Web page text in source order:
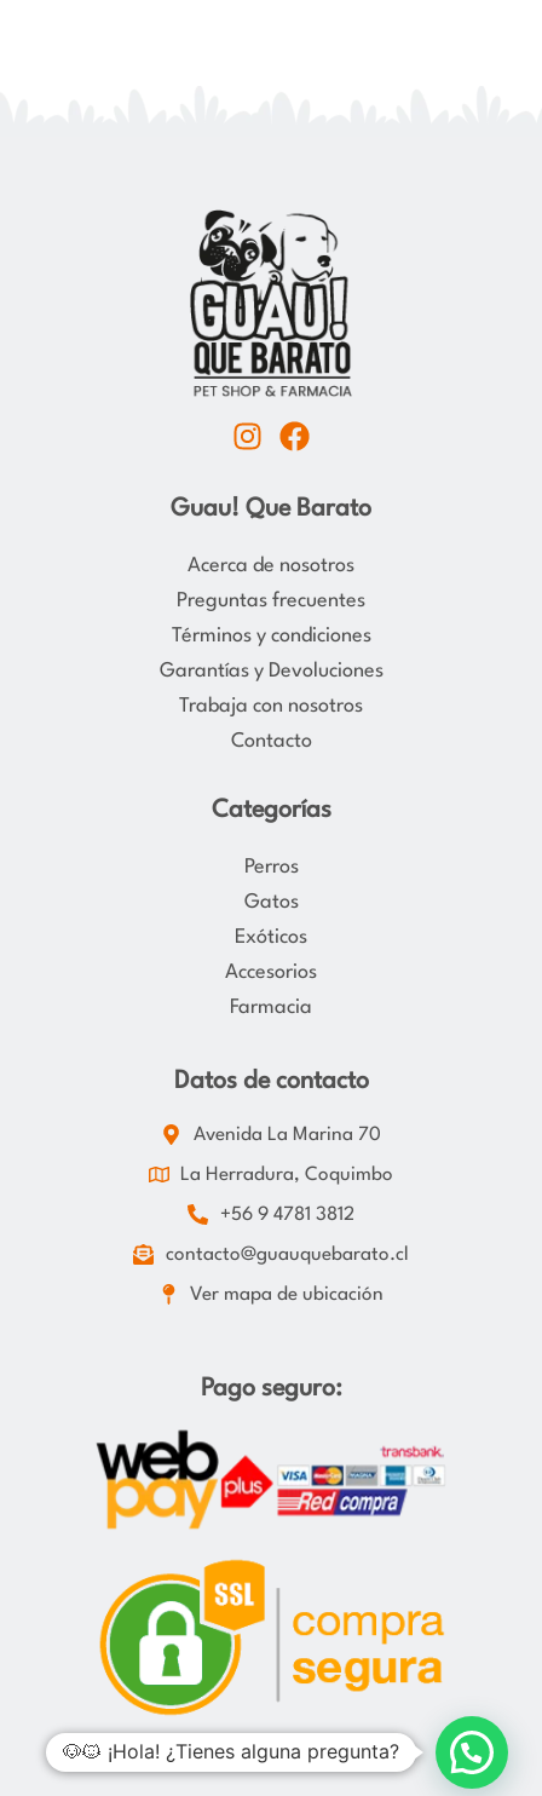
I
s
t
a
r
a
m
F
c
e
b
o
k
Guau! Que Barato
Acerca de nosotros
Preguntas frecuentes
Términos y condiciones
Garantías y Devoluciones
Trabaja con nosotros
Contacto
Categorías
Perros
Gatos
Exóticos
Accesorios
Farmacia
Datos de contacto
Avenida La Marina 70
La Herradura, Coquimbo
+56 9 4781 3812
contacto@guauquebarato.cl
Ver mapa de ubicación
Pago seguro:
🐶🐱 ¡Hola! ¿Tienes alguna pregunta?